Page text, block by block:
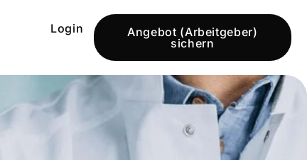
Login
Angebot (Arbeitgeber)
sichern